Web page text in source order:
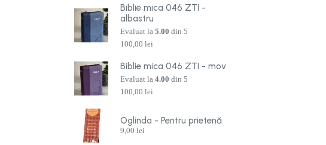
Biblie mica 046 ZTI -
albastru
Evaluat la5.00 din 5
100,00lei
Biblie mica 046 ZTI - mov
Evaluat la4.00 din 5
100,00lei
Oglinda - Pentru prietenă
9,00lei